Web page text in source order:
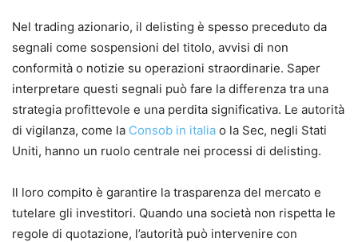
Nel trading azionario, il delisting è spesso preceduto da
segnali come sospensioni del titolo, avvisi di non
conformità o notizie su operazioni straordinarie. Saper
interpretare questi segnali può fare la differenza tra una
strategia profittevole e una perdita significativa. Le autorità
di vigilanza, come la Consob in italia o la Sec, negli Stati
Uniti, hanno un ruolo centrale nei processi di delisting.
Il loro compito è garantire la trasparenza del mercato e
tutelare gli investitori. Quando una società non rispetta le
regole di quotazione, l’autorità può intervenire con